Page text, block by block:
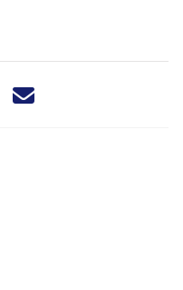
dit nieuwsbericht via X -
Deel dit nieuwsbericht via
Deel dit nieuwsbericht
Deel dit